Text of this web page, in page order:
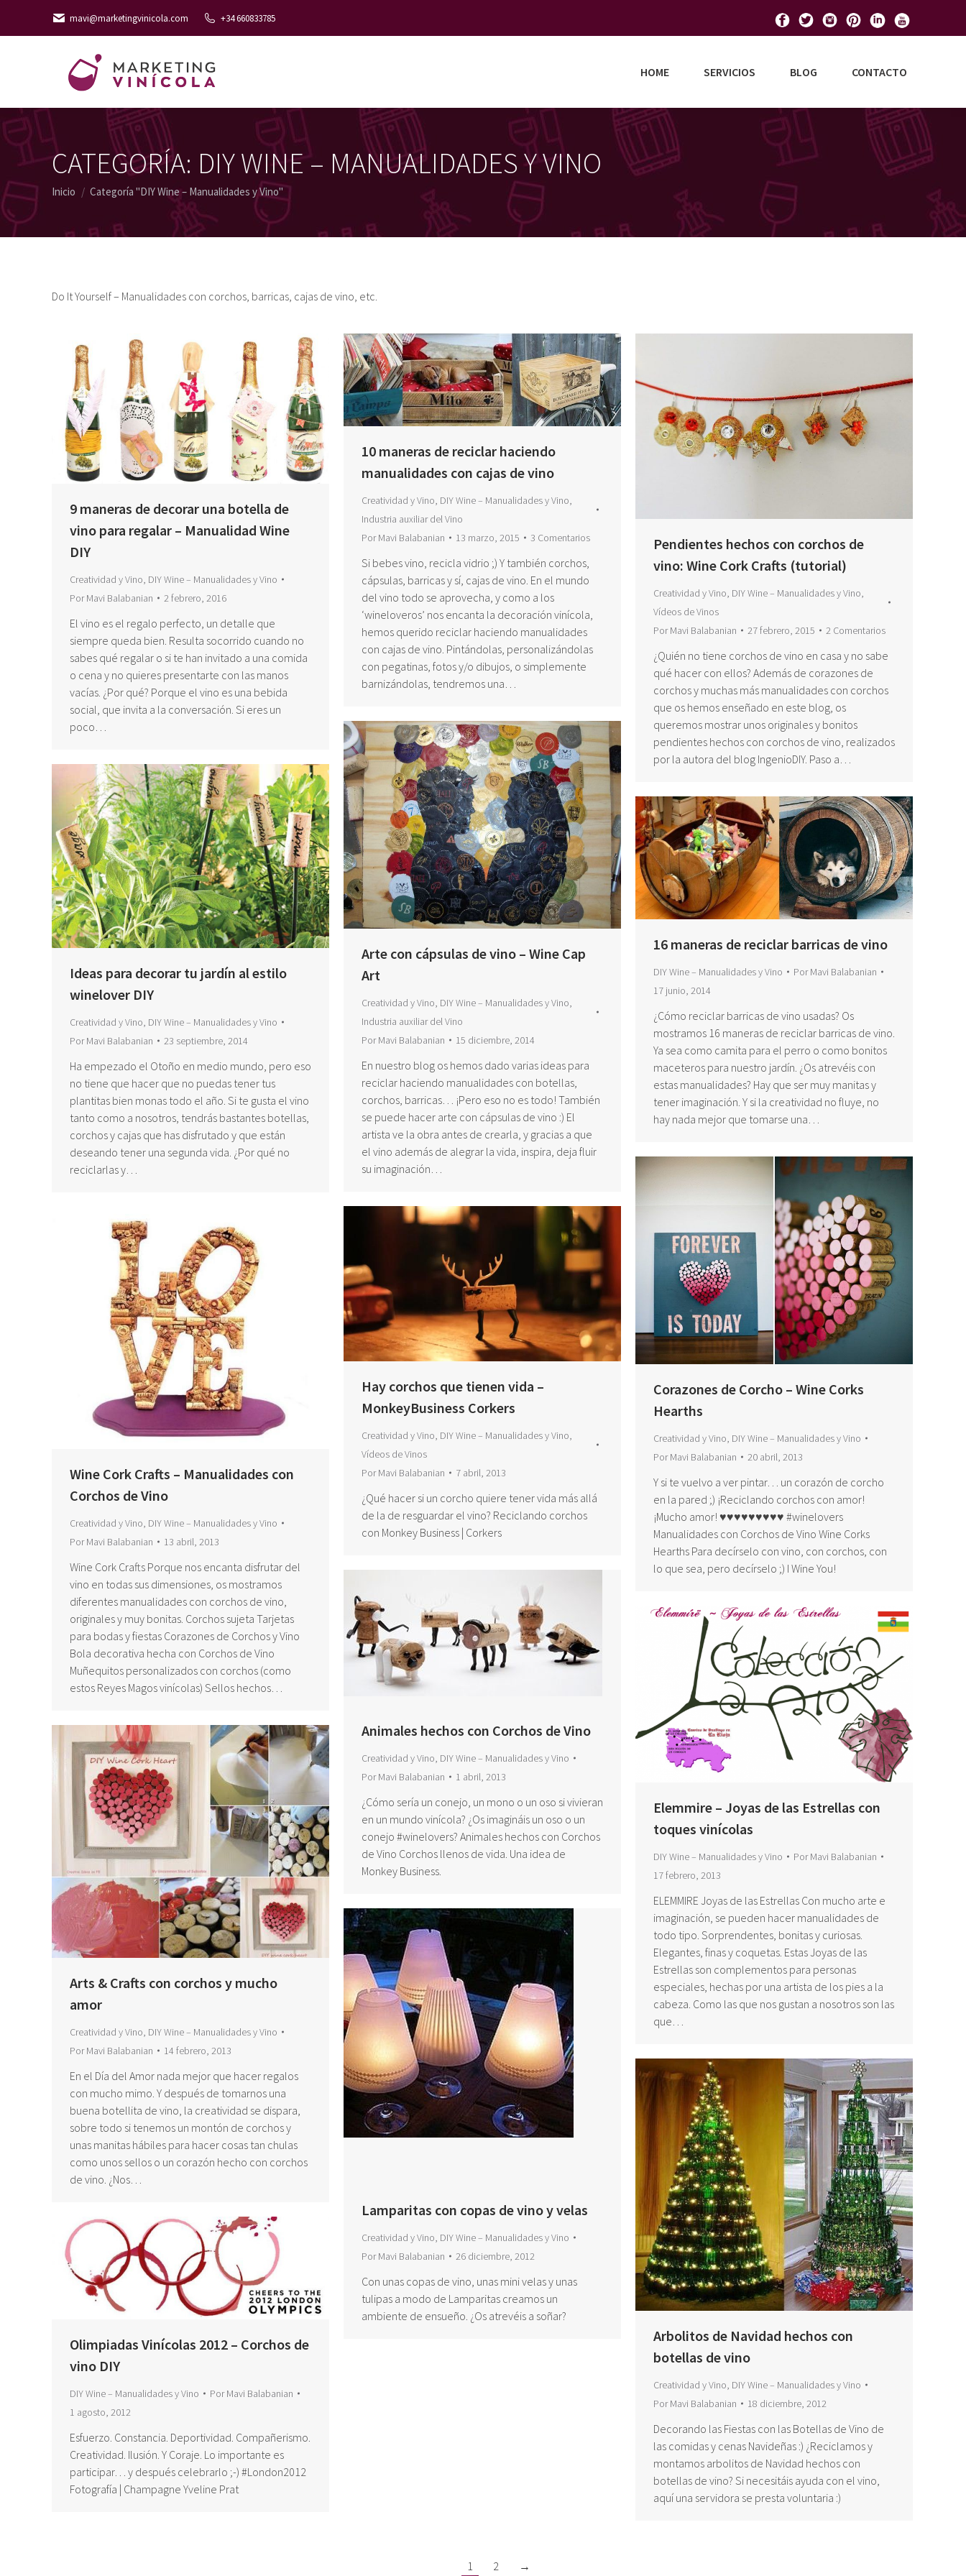
mavi@marketingvinicola.com +34 660833785
HOME SERVICIOS BLOG CONTACTO
CATEGORÍA: DIY WINE – MANUALIDADES Y VINO
Estás aquí:
Inicio Categoría "DIY Wine – Manualidades y Vino"
Do It Yourself – Manualidades con corchos, barricas, cajas de vino, etc.
9 maneras de decorar una botella de
vino para regalar – Manualidad Wine
DIY
Creatividad y Vino, DIY Wine – Manualidades y Vino
PorMavi Balabanian 2 febrero, 2016
El vino es el regalo perfecto, un detalle que
siempre queda bien. Resulta socorrido cuando no
sabes qué regalar o si te han invitado a una comida
o cena y no quieres presentarte con las manos
vacías. ¿Por qué? Porque el vino es una bebida
social, que invita a la conversación. Si eres un
poco…
10 maneras de reciclar haciendo
manualidades con cajas de vino
Creatividad y Vino, DIY Wine – Manualidades y Vino,
Industria auxiliar del Vino
PorMavi Balabanian 13 marzo, 2015 3 Comentarios
Si bebes vino, recicla vidrio ;) Y también corchos,
cápsulas, barricas y sí, cajas de vino. En el mundo
del vino todo se aprovecha, y como a los
‘wineloveros’ nos encanta la decoración vinícola,
hemos querido reciclar haciendo manualidades
con cajas de vino. Pintándolas, personalizándolas
con pegatinas, fotos y/o dibujos, o simplemente
barnizándolas, tendremos una…
Pendientes hechos con corchos de
vino: Wine Cork Crafts (tutorial)
Creatividad y Vino, DIY Wine – Manualidades y Vino,
Vídeos de Vinos
PorMavi Balabanian 27 febrero, 2015 2 Comentarios
¿Quién no tiene corchos de vino en casa y no sabe
qué hacer con ellos? Además de corazones de
corchos y muchas más manualidades con corchos
que os hemos enseñado en este blog, os
queremos mostrar unos originales y bonitos
pendientes hechos con corchos de vino, realizados
por la autora del blog IngenioDIY. Paso a…
Arte con cápsulas de vino – Wine Cap
Art
Creatividad y Vino, DIY Wine – Manualidades y Vino,
Industria auxiliar del Vino
PorMavi Balabanian 15 diciembre, 2014
En nuestro blog os hemos dado varias ideas para
reciclar haciendo manualidades con botellas,
corchos, barricas… ¡Pero eso no es todo! También
se puede hacer arte con cápsulas de vino :) El
artista ve la obra antes de crearla, y gracias a que
el vino además de alegrar la vida, inspira, deja fluir
su imaginación…
Ideas para decorar tu jardín al estilo
winelover DIY
Creatividad y Vino, DIY Wine – Manualidades y Vino
PorMavi Balabanian 23 septiembre, 2014
Ha empezado el Otoño en medio mundo, pero eso
no tiene que hacer que no puedas tener tus
plantitas bien monas todo el año. Si te gusta el vino
tanto como a nosotros, tendrás bastantes botellas,
corchos y cajas que has disfrutado y que están
deseando tener una segunda vida. ¿Por qué no
reciclarlas y…
16 maneras de reciclar barricas de vino
DIY Wine – Manualidades y Vino PorMavi Balabanian
17 junio, 2014
¿Cómo reciclar barricas de vino usadas? Os
mostramos 16 maneras de reciclar barricas de vino.
Ya sea como camita para el perro o como bonitos
maceteros para nuestro jardín. ¿Os atrevéis con
estas manualidades? Hay que ser muy manitas y
tener imaginación. Y si la creatividad no fluye, no
hay nada mejor que tomarse una…
Corazones de Corcho – Wine Corks
Hearths
Creatividad y Vino, DIY Wine – Manualidades y Vino
PorMavi Balabanian 20 abril, 2013
Y si te vuelvo a ver pintar… un corazón de corcho
en la pared ;) ¡Reciclando corchos con amor!
¡Mucho amor! ♥♥♥♥♥♥♥♥♥ #winelovers
Manualidades con Corchos de Vino Wine Corks
Hearths Para decírselo con vino, con corchos, con
lo que sea, pero decírselo ;) I Wine You!
Wine Cork Crafts – Manualidades con
Corchos de Vino
Creatividad y Vino, DIY Wine – Manualidades y Vino
PorMavi Balabanian 13 abril, 2013
Wine Cork Crafts Porque nos encanta disfrutar del
vino en todas sus dimensiones, os mostramos
diferentes manualidades con corchos de vino,
originales y muy bonitas. Corchos sujeta Tarjetas
para bodas y fiestas Corazones de Corchos y Vino
Bola decorativa hecha con Corchos de Vino
Muñequitos personalizados con corchos (como
estos Reyes Magos vinícolas) Sellos hechos…
Hay corchos que tienen vida –
MonkeyBusiness Corkers
Creatividad y Vino, DIY Wine – Manualidades y Vino,
Vídeos de Vinos
PorMavi Balabanian 7 abril, 2013
¿Qué hacer si un corcho quiere tener vida más allá
de la de resguardar el vino? Reciclando corchos
con Monkey Business | Corkers
Animales hechos con Corchos de Vino
Creatividad y Vino, DIY Wine – Manualidades y Vino
PorMavi Balabanian 1 abril, 2013
¿Cómo sería un conejo, un mono o un oso si vivieran
en un mundo vinícola? ¿Os imagináis un oso o un
conejo #winelovers? Animales hechos con Corchos
de Vino Corchos llenos de vida. Una idea de
Monkey Business.
Elemmire – Joyas de las Estrellas con
toques vinícolas
DIY Wine – Manualidades y Vino PorMavi Balabanian
17 febrero, 2013
ELEMMIRE Joyas de las Estrellas Con mucho arte e
imaginación, se pueden hacer manualidades de
todo tipo. Sorprendentes, bonitas y curiosas.
Elegantes, finas y coquetas. Estas Joyas de las
Estrellas son complementos para personas
especiales, hechas por una artista de los pies a la
cabeza. Como las que nos gustan a nosotros son las
que…
Arts & Crafts con corchos y mucho
amor
Creatividad y Vino, DIY Wine – Manualidades y Vino
PorMavi Balabanian 14 febrero, 2013
En el Día del Amor nada mejor que hacer regalos
con mucho mimo. Y después de tomarnos una
buena botellita de vino, la creatividad se dispara,
sobre todo si tenemos un montón de corchos y
unas manitas hábiles para hacer cosas tan chulas
como unos sellos o un corazón hecho con corchos
de vino. ¿Nos…
Lamparitas con copas de vino y velas
Creatividad y Vino, DIY Wine – Manualidades y Vino
PorMavi Balabanian 26 diciembre, 2012
Con unas copas de vino, unas mini velas y unas
tulipas a modo de Lamparitas creamos un
ambiente de ensueño. ¿Os atrevéis a soñar?
Arbolitos de Navidad hechos con
botellas de vino
Creatividad y Vino, DIY Wine – Manualidades y Vino
PorMavi Balabanian 18 diciembre, 2012
Decorando las Fiestas con las Botellas de Vino de
las comidas y cenas Navideñas :) ¿Reciclamos y
montamos arbolitos de Navidad hechos con
botellas de vino? Si necesitáis ayuda con el vino,
aquí una servidora se presta voluntaria :)
Olimpiadas Vinícolas 2012 – Corchos de
vino DIY
DIY Wine – Manualidades y Vino PorMavi Balabanian
1 agosto, 2012
Esfuerzo. Constancia. Deportividad. Compañerismo.
Creatividad. Ilusión. Y Coraje. Lo importante es
participar… y después celebrarlo ;-) #London2012
Fotografía | Champagne Yveline Prat
1 2 →